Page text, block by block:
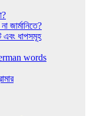
জার্মানিতে?
এবং ধাপসমূহ
words